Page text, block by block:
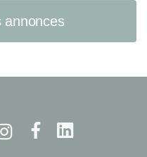
annonces
InstagramFacebook